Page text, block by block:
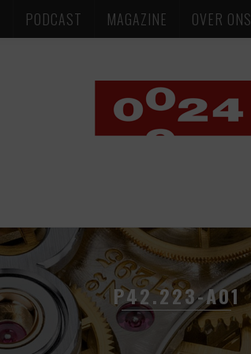
PODCAST MAGAZINE OVER ONS
P42.223-A01